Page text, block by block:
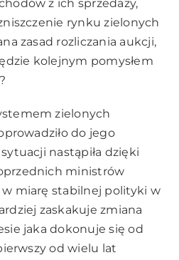
z ich sprzedaży,
rynku zielonych
zasad rozliczania aukcji,
kolejnym pomysłem
zielonych
do jego
nastąpiła dzięki
ministrów
miarę stabilnej polityki w
zaskakuje zmiana
jaka dokonuje się od
od wielu lat